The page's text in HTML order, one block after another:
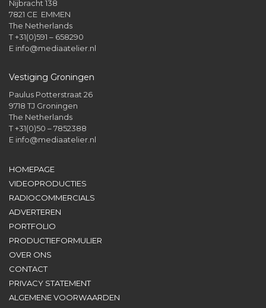
Nijbracht 138
7821 CE EMMEN
The Netherlands
T +31(0)591 – 658290
E info@mediaatelier.nl
Vestiging Groningen
Paulus Potterstraat 26
9718 TJ Groningen
The Netherlands
T +31(0)50 – 7852388
E info@mediaatelier.nl
HOMEPAGE
VIDEOPRODUCTIES
RADIOCOMMERCIALS
ADVERTEREN
PORTFOLIO
PRODUCTIEFORMULIER
OVER ONS
CONTACT
PRIVACY STATEMENT
ALGEMENE VOORWAARDEN